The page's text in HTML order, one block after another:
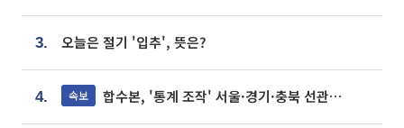
3. 오늘은 절기 '입추', 뜻은?
4. 속보 합수본, '통계 조작' 서울·경기·충북 선관위 등 추가 압수수색